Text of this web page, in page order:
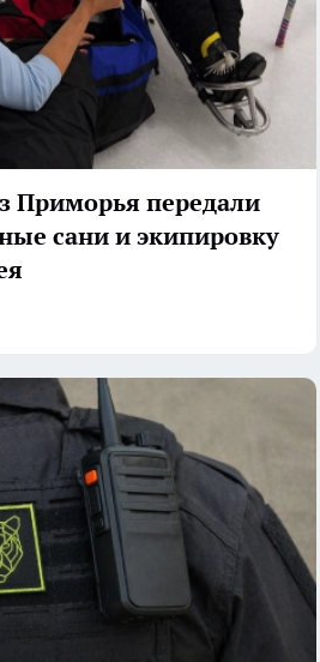
Приморья передали
сани и экипировку